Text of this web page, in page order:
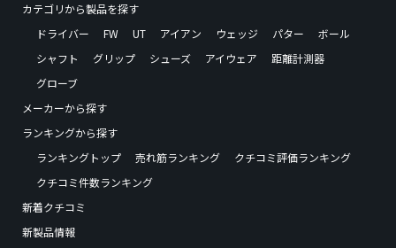
カテゴリから製品を探す
ドライバー
FW UT アイアン ウェッジ パター
ボール
シャフト
グリップ シューズ アイウェア
距離計測器
グローブ
メーカーから探す
ランキングから探す
ランキングトップ
売れ筋ランキング
クチコミ評価ランキング
クチコミ件数ランキング
新着クチコミ
新製品情報